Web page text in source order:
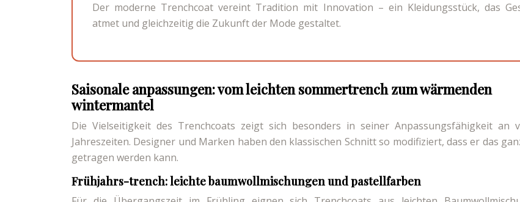
Der moderne Trenchcoat vereint Tradition mit Innovation – ein Kleidungsstück, das
atmet und gleichzeitig die Zukunft der Mode gestaltet.
Saisonale anpassungen: vom leichten sommertrench zum wärmenden
wintermantel
Die Vielseitigkeit des Trenchcoats zeigt sich besonders in seiner Anpassungsfähigkeit an
Jahreszeiten. Designer und Marken haben den klassischen Schnitt so modifiziert, dass er das
getragen werden kann.
Frühjahrs-trench: leichte baumwollmischungen und pastellfarben